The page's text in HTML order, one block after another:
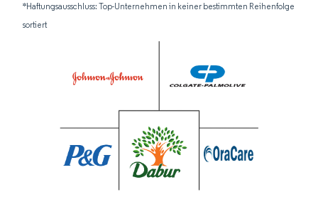
*Haftungsausschluss: Top-Unternehmen in keiner bestimmten Reihenfolge
sortiert